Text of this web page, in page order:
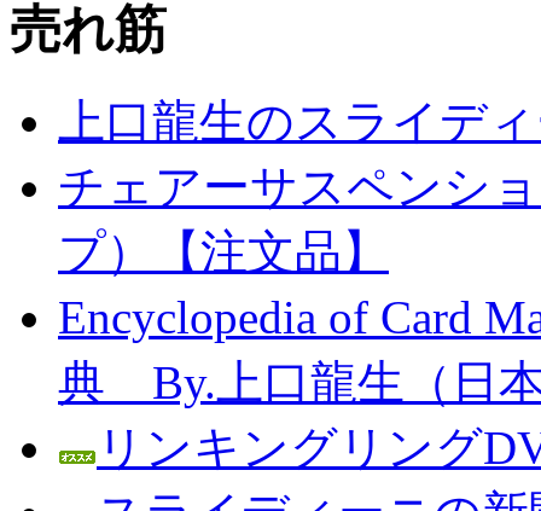
売れ筋
上口龍生のスライデ
チェアーサスペンシ
プ）【注文品】
Encyclopedia of Card
典 By.上口龍生（日
リンキングリング